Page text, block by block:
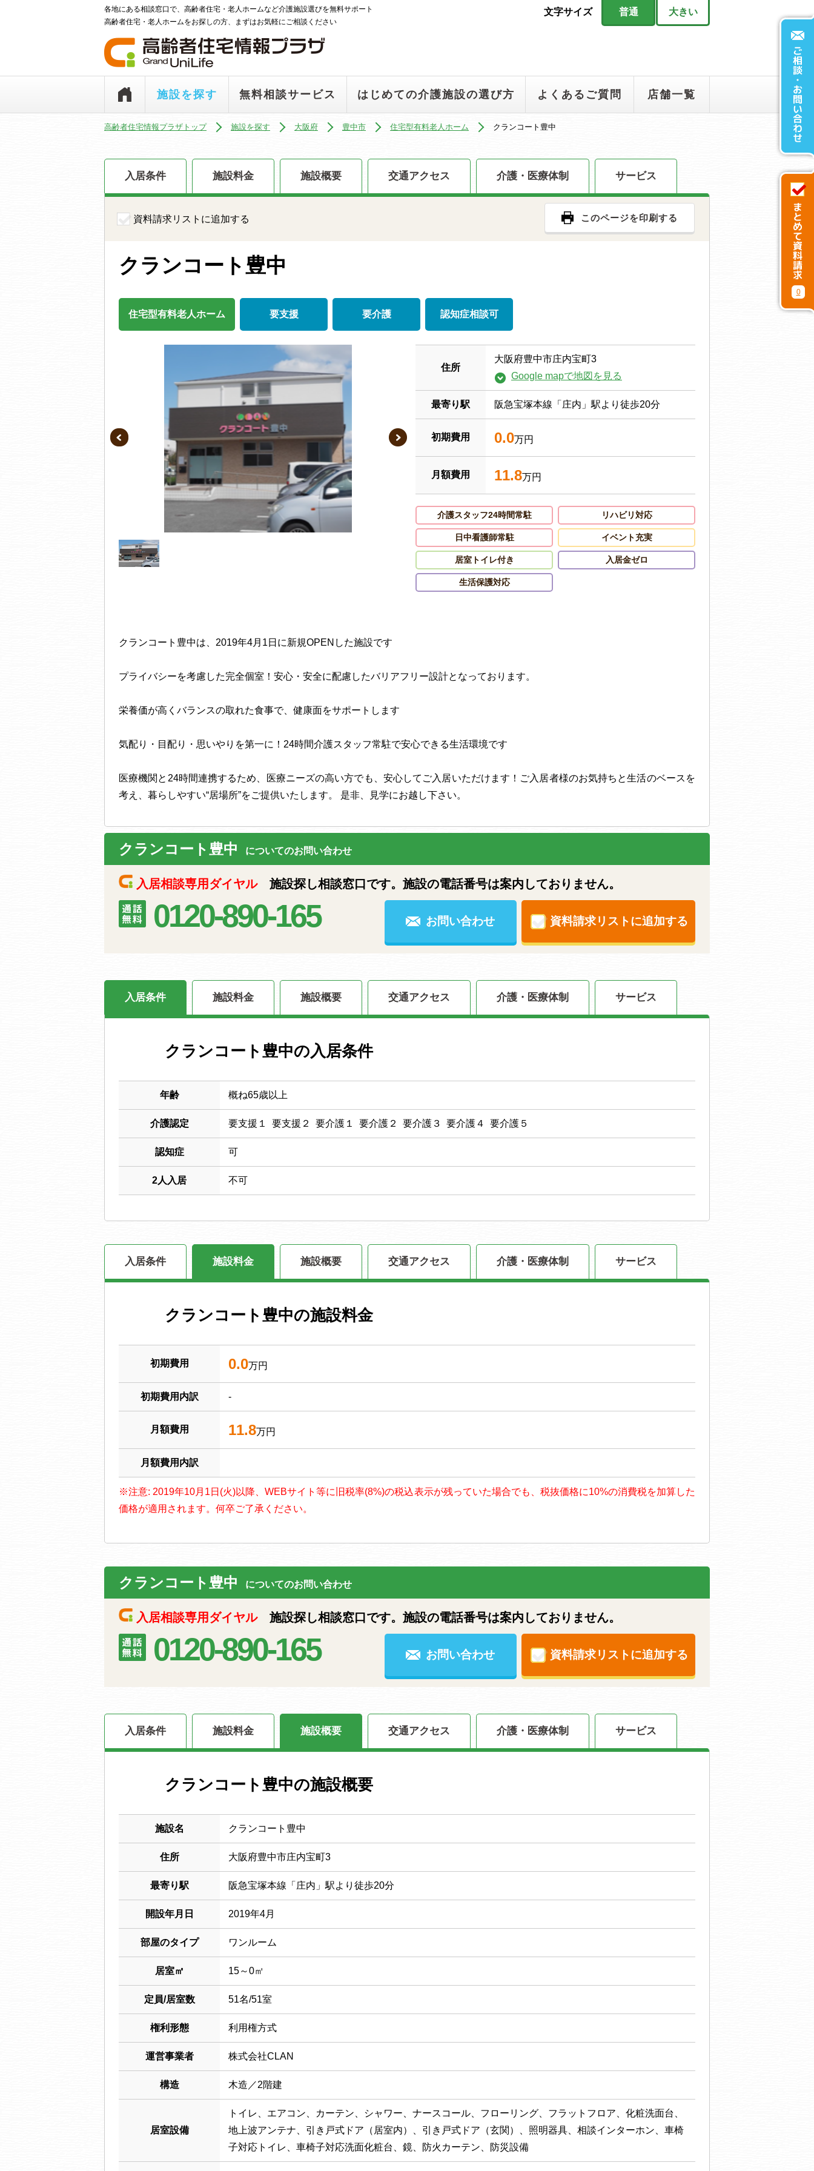
各地にある相談窓口で、高齢者住宅・老人ホームなど介護施設選びを無料サポート
高齢者住宅・老人ホームをお探しの方、まずはお気軽にご相談ください
文字サイズ 普通 大きい
施設を探す 無料相談サービス はじめての介護施設の選び方 よくあるご質問 店舗一覧
高齢者住宅情報プラザトップ 施設を探す 大阪府 豊中市 住宅型有料老人ホーム クランコート豊中
入居条件 施設料金 施設概要 交通アクセス 介護・医療体制 サービス
資料請求リストに追加する このページを印刷する
クランコート豊中
住宅型有料老人ホーム 要支援 要介護 認知症相談可
住所
大阪府豊中市庄内宝町3
Google mapで地図を見る
最寄り駅 阪急宝塚本線「庄内」駅より徒歩20分
初期費用 0.0万円
月額費用 11.8万円
介護スタッフ24時間常駐 リハビリ対応
日中看護師常駐 イベント充実
居室トイレ付き 入居金ゼロ
生活保護対応
クランコート豊中は、2019年4月1日に新規OPENした施設です
プライバシーを考慮した完全個室！安心・安全に配慮したバリアフリー設計となっております。
栄養価が高くバランスの取れた食事で、健康面をサポートします
気配り・目配り・思いやりを第一に！24時間介護スタッフ常駐で安心できる生活環境です
医療機関と24時間連携するため、医療ニーズの高い方でも、安心してご入居いただけます！ご入居者様のお気持ちと生活のベースを
考え、暮らしやすい“居場所”をご提供いたします。 是非、見学にお越し下さい。
クランコート豊中 についてのお問い合わせ
入居相談専用ダイヤル施設探し相談窓口です。施設の電話番号は案内しておりません。
0120-890-165 お問い合わせ 資料請求リストに追加する
入居条件 施設料金 施設概要 交通アクセス 介護・医療体制 サービス
クランコート豊中の入居条件
年齢 概ね65歳以上
介護認定 要支援１ 要支援２ 要介護１ 要介護２ 要介護３ 要介護４ 要介護５
認知症 可
2人入居 不可
入居条件 施設料金 施設概要 交通アクセス 介護・医療体制 サービス
クランコート豊中の施設料金
初期費用 0.0万円
初期費用内訳 -
月額費用 11.8万円
月額費用内訳
※注意: 2019年10月1日(火)以降、WEBサイト等に旧税率(8%)の税込表示が残っていた場合でも、税抜価格に10%の消費税を加算した
価格が適用されます。何卒ご了承ください。
クランコート豊中 についてのお問い合わせ
入居相談専用ダイヤル施設探し相談窓口です。施設の電話番号は案内しておりません。
0120-890-165 お問い合わせ 資料請求リストに追加する
入居条件 施設料金 施設概要 交通アクセス 介護・医療体制 サービス
クランコート豊中の施設概要
施設名 クランコート豊中
住所 大阪府豊中市庄内宝町3
最寄り駅 阪急宝塚本線「庄内」駅より徒歩20分
開設年月日 2019年4月
部屋のタイプ ワンルーム
居室㎡ 15～0㎡
定員/居室数 51名/51室
権利形態 利用権方式
運営事業者 株式会社CLAN
構造 木造／2階建
居室設備
トイレ、エアコン、カーテン、シャワー、ナースコール、フローリング、フラットフロア、化粧洗面台、
地上波アンテナ、引き戸式ドア（居室内）、引き戸式ドア（玄関）、照明器具、相談インターホン、車椅
子対応トイレ、車椅子対応洗面化粧台、鏡、防火カーテン、防災設備
0